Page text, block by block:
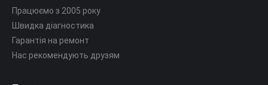
вікні
новому
вікнівікні
в
вікні
Працюємо з 2005 року
Швидка діагностика
Гарантія на ремонт
Нас рекомендують друзям